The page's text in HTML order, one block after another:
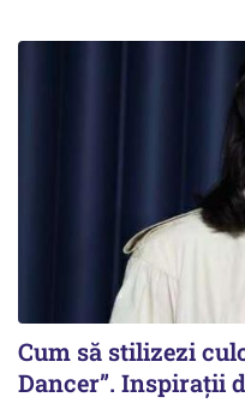
Cum să stilizezi
Dancer”. Inspirații